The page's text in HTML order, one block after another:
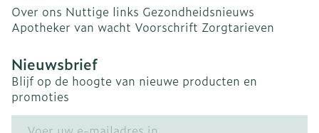
Over ons Nuttige links Gezondheidsnieuws
Apotheker van wacht Voorschrift Zorgtarieven
Nieuwsbrief
Blijf op de hoogte van nieuwe producten en
promoties